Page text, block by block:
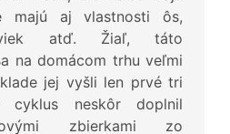
majú aj vlastnosti ôs,
atď. Žiaľ, táto
na domácom trhu veľmi
jej vyšli len prvé tri
cyklus neskôr doplnil
zbierkami zo